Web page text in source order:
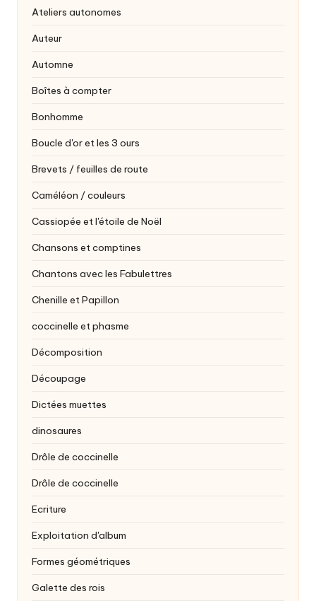
Ateliers autonomes
Auteur
Automne
Boîtes à compter
Bonhomme
Boucle d'or et les 3 ours
Brevets / feuilles de route
Caméléon / couleurs
Cassiopée et l'étoile de Noël
Chansons et comptines
Chantons avec les Fabulettres
Chenille et Papillon
coccinelle et phasme
Décomposition
Découpage
Dictées muettes
dinosaures
Drôle de coccinelle
Drôle de coccinelle
Ecriture
Exploitation d'album
Formes géométriques
Galette des rois